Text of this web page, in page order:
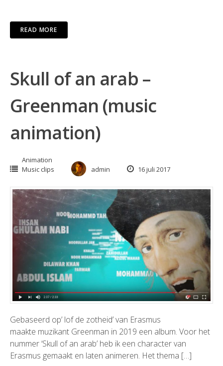
READ MORE
Skull of an arab –
Greenman (music
animation)
Animation
Music clips
admin 16 juli 2017
Gebaseerd op’ lof de zotheid’ van Erasmus
maakte muzikant Greenman in 2019 een album. Voor het
nummer ‘Skull of an arab’ heb ik een character van
Erasmus gemaakt en laten animeren. Het thema […]